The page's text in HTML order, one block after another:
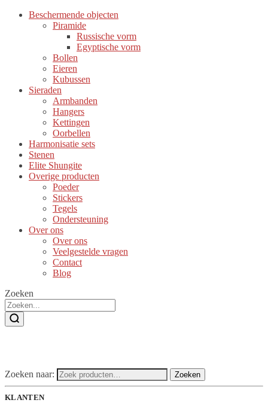
Beschermende objecten
Piramide
Russische vorm
Egyptische vorm
Bollen
Eieren
Kubussen
Sieraden
Armbanden
Hangers
Kettingen
Oorbellen
Harmonisatie sets
Stenen
Elite Shungite
Overige producten
Poeder
Stickers
Tegels
Ondersteuning
Over ons
Over ons
Veelgestelde vragen
Contact
Blog
Zoeken
Zoeken naar: Zoeken
KLANTEN